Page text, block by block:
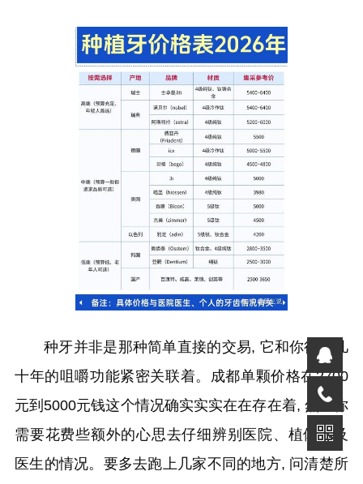
种牙并非是那种简单直接的交易, 它和你往后几
十年的咀嚼功能紧密关联着。成都单颗价格在2700
元到5000元钱这个情况确实实实在在存在着, 然而你
需要花费些额外的心思去仔细辨别医院、植体以及
医生的情况。要多去跑上几家不同的地方, 问清楚所